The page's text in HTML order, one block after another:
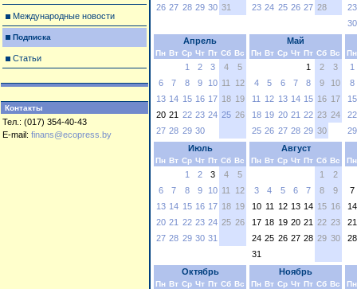
Международные новости
Подписка
Статьи
Контакты
Тел.: (017) 354-40-43
E-mail: finans@ecopress.by
26 27 28 29 30 31
23 24 25 26 27 28
23
30
Апрель
Пн Вт Ср Чт Пт Сб Вс
1 2 3 4
5
6
7 8 9 10 11
12
13 14 15 16 17 18 19
20 21 22 23 24 25 26
27 28 29 30
Май
Пн Вт Ср Чт Пт Сб Вс
1 2
3
4
5 6 7 8 9
10
11
12 13 14 15 16 17
18 19 20 21 22 23 24
25 26 27 28 29 30
Пн
1
8
15
22
29
Июль
Пн Вт Ср Чт Пт Сб Вс
1 2 3 4
5
6
7 8 9 10 11
12
13 14 15 16 17 18 19
20 21 22 23 24 25 26
27 28 29 30 31
Август
Пн Вт Ср Чт Пт Сб Вс
1
2
3
4 5 6 7 8
9
10 11 12 13 14 15 16
17 18 19 20 21 22 23
24 25 26 27 28 29 30
31
Пн
7
14
21
28
Октябрь
Пн Вт Ср Чт Пт Сб Вс
Ноябрь
Пн Вт Ср Чт Пт Сб Вс Пн